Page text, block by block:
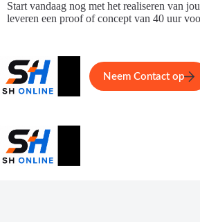
Ga
naar
Start vandaag nog met het realiseren van
leveren een proof of concept van 40 uur
Home Service
Neem Contact op